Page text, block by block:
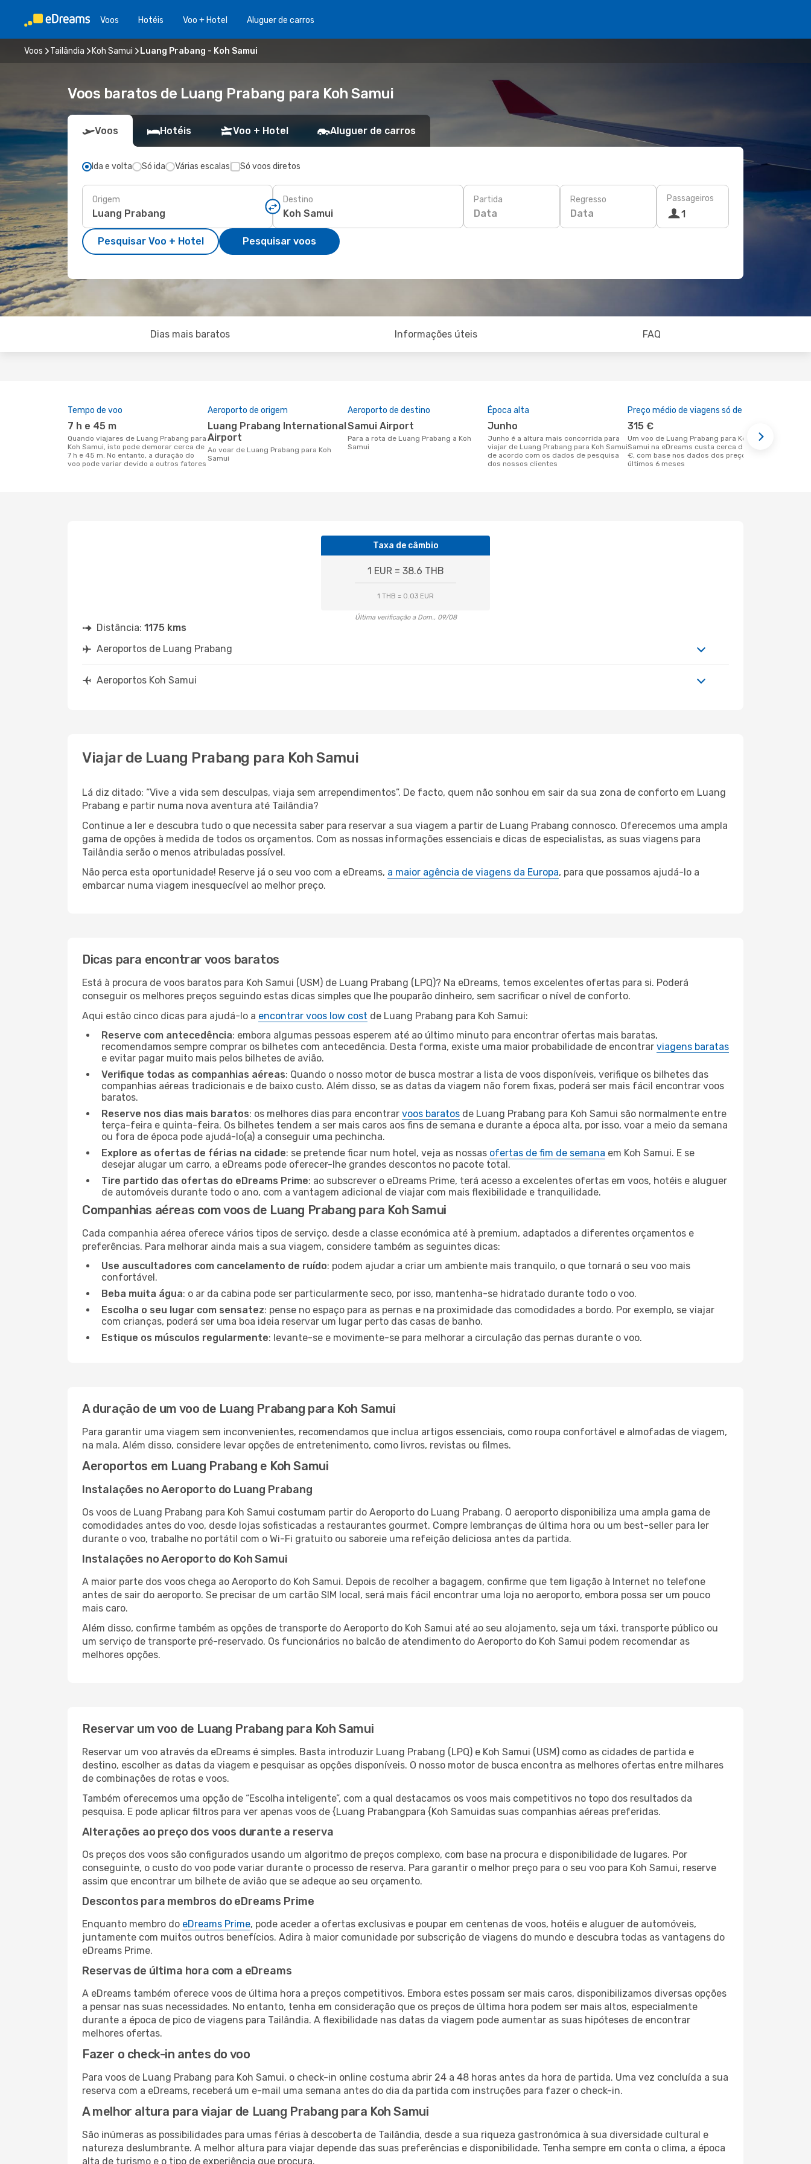
Voos Hotéis Voo + Hotel Aluguer de carros
Voos Tailândia Koh Samui Luang Prabang - Koh Samui
Voos baratos de Luang Prabang para Koh Samui
Voos Hotéis Voo + Hotel Aluguer de carros
Ida e volta Só ida Várias escalas Só voos diretos
Origem Destino Partida
Data
Regresso
Data
Passageiros
1
Pesquisar Voo + Hotel Pesquisar voos
Dias mais baratos Informações úteis FAQ
Tempo de voo
7 h e 45 m
Quando viajares de Luang Prabang para
Koh Samui, isto pode demorar cerca de
7 h e 45 m. No entanto, a duração do
voo pode variar devido a outros fatores
Aeroporto de origem
Luang Prabang International
Airport
Ao voar de Luang Prabang para Koh
Samui
Aeroporto de destino
Samui Airport
Para a rota de Luang Prabang a Koh
Samui
Época alta
junho
junho é a altura mais concorrida para
viajar de Luang Prabang para Koh Samui
de acordo com os dados de pesquisa
dos nossos clientes
Preço médio de viagens só de ida
315 €
Um voo de Luang Prabang para Koh
Samui na eDreams custa cerca de 315
€, com base nos dados dos preços dos
últimos 6 meses
Taxa de câmbio
1 EUR = 38.6 THB
1 THB = 0.03 EUR
Última verificação a Dom., 09/08
Distância: 1175 kms
Aeroportos de Luang Prabang
Aeroportos Koh Samui
Viajar de Luang Prabang para Koh Samui
Lá diz ditado: “Vive a vida sem desculpas, viaja sem arrependimentos”. De facto, quem não sonhou em sair da sua zona de conforto em Luang
Prabang e partir numa nova aventura até Tailândia?
Continue a ler e descubra tudo o que necessita saber para reservar a sua viagem a partir de Luang Prabang connosco. Oferecemos uma ampla
gama de opções à medida de todos os orçamentos. Com as nossas informações essenciais e dicas de especialistas, as suas viagens para
Tailândia serão o menos atribuladas possível.
Não perca esta oportunidade! Reserve já o seu voo com a eDreams, a maior agência de viagens da Europa, para que possamos ajudá-lo a
embarcar numa viagem inesquecível ao melhor preço.
Dicas para encontrar voos baratos
Está à procura de voos baratos para Koh Samui (USM) de Luang Prabang (LPQ)? Na eDreams, temos excelentes ofertas para si. Poderá
conseguir os melhores preços seguindo estas dicas simples que lhe pouparão dinheiro, sem sacrificar o nível de conforto.
Aqui estão cinco dicas para ajudá-lo a encontrar voos low cost de Luang Prabang para Koh Samui:
Reserve com antecedência: embora algumas pessoas esperem até ao último minuto para encontrar ofertas mais baratas,
recomendamos sempre comprar os bilhetes com antecedência. Desta forma, existe uma maior probabilidade de encontrar viagens baratas
e evitar pagar muito mais pelos bilhetes de avião.
Verifique todas as companhias aéreas: Quando o nosso motor de busca mostrar a lista de voos disponíveis, verifique os bilhetes das
companhias aéreas tradicionais e de baixo custo. Além disso, se as datas da viagem não forem fixas, poderá ser mais fácil encontrar voos
baratos.
Reserve nos dias mais baratos: os melhores dias para encontrar voos baratos de Luang Prabang para Koh Samui são normalmente entre
terça-feira e quinta-feira. Os bilhetes tendem a ser mais caros aos fins de semana e durante a época alta, por isso, voar a meio da semana
ou fora de época pode ajudá-lo(a) a conseguir uma pechincha.
Explore as ofertas de férias na cidade: se pretende ficar num hotel, veja as nossas ofertas de fim de semana em Koh Samui. E se
desejar alugar um carro, a eDreams pode oferecer-lhe grandes descontos no pacote total.
Tire partido das ofertas do eDreams Prime: ao subscrever o eDreams Prime, terá acesso a excelentes ofertas em voos, hotéis e aluguer
de automóveis durante todo o ano, com a vantagem adicional de viajar com mais flexibilidade e tranquilidade.
Companhias aéreas com voos de Luang Prabang para Koh Samui
Cada companhia aérea oferece vários tipos de serviço, desde a classe económica até à premium, adaptados a diferentes orçamentos e
preferências. Para melhorar ainda mais a sua viagem, considere também as seguintes dicas:
Use auscultadores com cancelamento de ruído: podem ajudar a criar um ambiente mais tranquilo, o que tornará o seu voo mais
confortável.
Beba muita água: o ar da cabina pode ser particularmente seco, por isso, mantenha-se hidratado durante todo o voo.
Escolha o seu lugar com sensatez: pense no espaço para as pernas e na proximidade das comodidades a bordo. Por exemplo, se viajar
com crianças, poderá ser uma boa ideia reservar um lugar perto das casas de banho.
Estique os músculos regularmente: levante-se e movimente-se para melhorar a circulação das pernas durante o voo.
A duração de um voo de Luang Prabang para Koh Samui
Para garantir uma viagem sem inconvenientes, recomendamos que inclua artigos essenciais, como roupa confortável e almofadas de viagem,
na mala. Além disso, considere levar opções de entretenimento, como livros, revistas ou filmes.
Aeroportos em Luang Prabang e Koh Samui
Instalações no Aeroporto do Luang Prabang
Os voos de Luang Prabang para Koh Samui costumam partir do Aeroporto do Luang Prabang. O aeroporto disponibiliza uma ampla gama de
comodidades antes do voo, desde lojas sofisticadas a restaurantes gourmet. Compre lembranças de última hora ou um best-seller para ler
durante o voo, trabalhe no portátil com o Wi-Fi gratuito ou saboreie uma refeição deliciosa antes da partida.
Instalações no Aeroporto do Koh Samui
A maior parte dos voos chega ao Aeroporto do Koh Samui. Depois de recolher a bagagem, confirme que tem ligação à Internet no telefone
antes de sair do aeroporto. Se precisar de um cartão SIM local, será mais fácil encontrar uma loja no aeroporto, embora possa ser um pouco
mais caro.
Além disso, confirme também as opções de transporte do Aeroporto do Koh Samui até ao seu alojamento, seja um táxi, transporte público ou
um serviço de transporte pré-reservado. Os funcionários no balcão de atendimento do Aeroporto do Koh Samui podem recomendar as
melhores opções.
Reservar um voo de Luang Prabang para Koh Samui
Reservar um voo através da eDreams é simples. Basta introduzir Luang Prabang (LPQ) e Koh Samui (USM) como as cidades de partida e
destino, escolher as datas da viagem e pesquisar as opções disponíveis. O nosso motor de busca encontra as melhores ofertas entre milhares
de combinações de rotas e voos.
Também oferecemos uma opção de “Escolha inteligente”, com a qual destacamos os voos mais competitivos no topo dos resultados da
pesquisa. E pode aplicar filtros para ver apenas voos de {Luang Prabangpara {Koh Samuidas suas companhias aéreas preferidas.
Alterações ao preço dos voos durante a reserva
Os preços dos voos são configurados usando um algoritmo de preços complexo, com base na procura e disponibilidade de lugares. Por
conseguinte, o custo do voo pode variar durante o processo de reserva. Para garantir o melhor preço para o seu voo para Koh Samui, reserve
assim que encontrar um bilhete de avião que se adeque ao seu orçamento.
Descontos para membros do eDreams Prime
Enquanto membro do eDreams Prime, pode aceder a ofertas exclusivas e poupar em centenas de voos, hotéis e aluguer de automóveis,
juntamente com muitos outros benefícios. Adira à maior comunidade por subscrição de viagens do mundo e descubra todas as vantagens do
eDreams Prime.
Reservas de última hora com a eDreams
A eDreams também oferece voos de última hora a preços competitivos. Embora estes possam ser mais caros, disponibilizamos diversas opções
a pensar nas suas necessidades. No entanto, tenha em consideração que os preços de última hora podem ser mais altos, especialmente
durante a época de pico de viagens para Tailândia. A flexibilidade nas datas da viagem pode aumentar as suas hipóteses de encontrar
melhores ofertas.
Fazer o check-in antes do voo
Para voos de Luang Prabang para Koh Samui, o check-in online costuma abrir 24 a 48 horas antes da hora de partida. Uma vez concluída a sua
reserva com a eDreams, receberá um e-mail uma semana antes do dia da partida com instruções para fazer o check-in.
A melhor altura para viajar de Luang Prabang para Koh Samui
São inúmeras as possibilidades para umas férias à descoberta de Tailândia, desde a sua riqueza gastronómica à sua diversidade cultural e
natureza deslumbrante. A melhor altura para viajar depende das suas preferências e disponibilidade. Tenha sempre em conta o clima, a época
alta de turismo e o tipo de experiência que procura.